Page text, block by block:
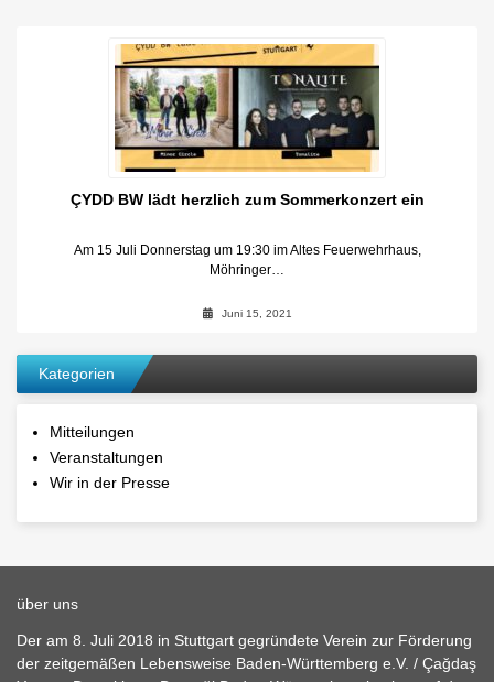
ÇYDD BW lädt herzlich zum Sommerkonzert ein
Am 15 Juli Donnerstag um 19:30 im Altes Feuerwehrhaus,
Möhringer…
Juni 15, 2021
Kategorien
Mitteilungen
Veranstaltungen
Wir in der Presse
über uns
Der am 8. Juli 2018 in Stuttgart gegründete Verein zur Förderung
der zeitgemäßen Lebensweise Baden-Württemberg e.V. / Çağdaş